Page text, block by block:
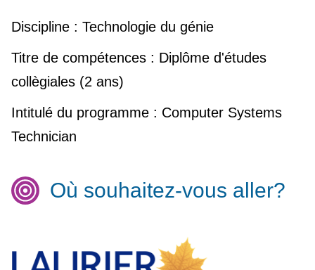
Discipline : Technologie du génie
Titre de compétences : Diplôme d'études
collègiales (2 ans)
Intitulé du programme : Computer Systems
Technician
Où souhaitez-vous aller?